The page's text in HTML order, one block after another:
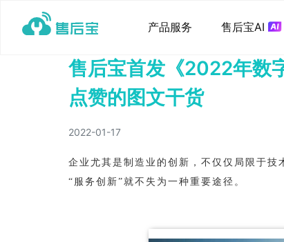
产品服务 售后宝AI
售后宝首发《2022年数
点赞的图文干货
2022-01-17
企业尤其是制造业的创新，不仅仅局限于
“服务创新”就不失为一种重要途径。